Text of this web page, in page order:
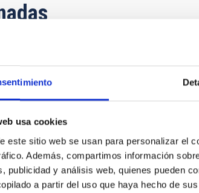
usa cookies
este sitio web se usan para personalizar el
Además, compartimos información
publicidad y análisis web, quienes pueden
a partir del uso que haya hecho de
NOTA DE PRENSA
La Escuela de
los Países Bajos
Del 13 al 17 de abril de 2026, la
Canarias (IAC), acogió la Escuela de
reunió a investigadores, estudiantes y
(University of Groningen), Institute for
Strasbourg (CNRS). El objetivo de esta